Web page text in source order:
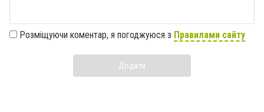
Розміщуючи коментар, я погоджуюся з Правилами сайту
Додати